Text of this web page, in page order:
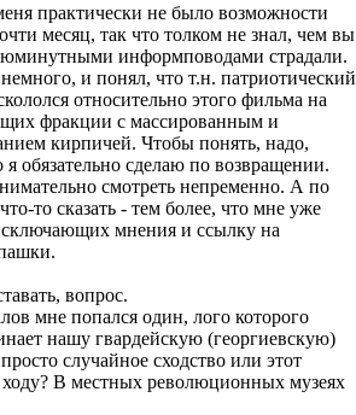
практически не было возможности
месяц, так что толком не знал, чем вы
информповодами страдали.
и понял, что т.н. патриотический
относительно этого фильма на
фракции с массированным и
кирпичей. Чтобы понять, надо,
я обязательно сделаю по возвращении.
смотреть непременно. А по
то сказать - тем более, что мне уже
мнения и ссылку на
вопрос.
мне попался один, лого которого
нашу гвардейскую (георгиевскую)
случайное сходство или этот
В местных революционных музеях